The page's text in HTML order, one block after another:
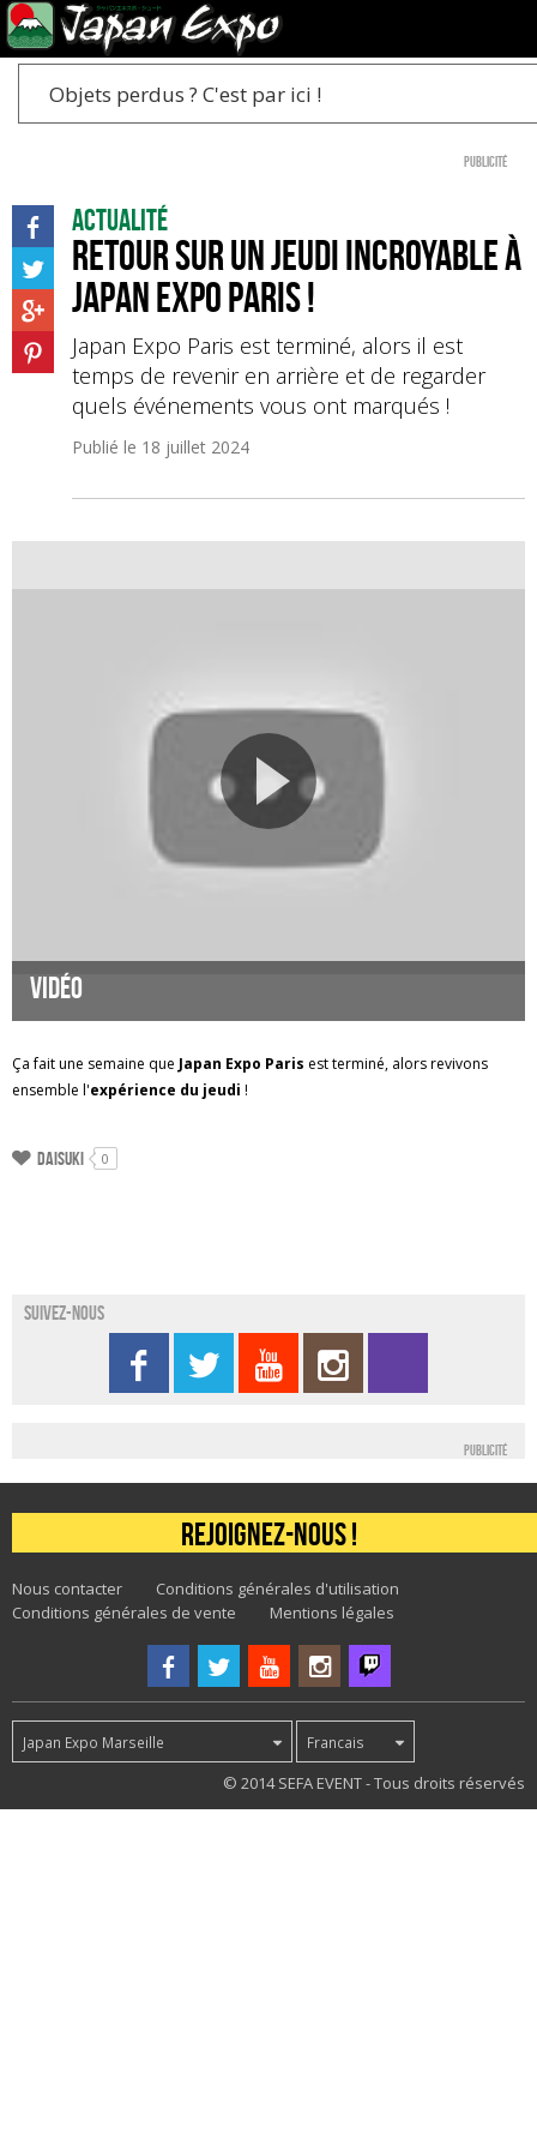
Objets perdus ? C'est par ici !
Publicité
Actualité
Retour sur un jeudi incroyable à
Japan Expo Paris !
Japan Expo Paris est terminé, alors il est
temps de revenir en arrière et de regarder
quels événements vous ont marqués !
Publié le 18 juillet 2024
Vidéo
Ça fait une semaine que Japan Expo Paris est terminé, alors revivons
ensemble l'expérience du jeudi !
Daisuki 0
Suivez-nous
Publicité
Rejoignez-nous !
Nous contacter
Conditions générales d'utilisation
Conditions générales de vente
Mentions légales
Japan Expo Marseille Francais
© 2014 SEFA EVENT - Tous droits réservés